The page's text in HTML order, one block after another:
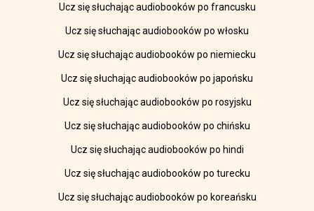
Ucz się słuchając audiobooków po francusku
Ucz się słuchając audiobooków po włosku
Ucz się słuchając audiobooków po niemiecku
Ucz się słuchając audiobooków po japońsku
Ucz się słuchając audiobooków po rosyjsku
Ucz się słuchając audiobooków po chińsku
Ucz się słuchając audiobooków po hindi
Ucz się słuchając audiobooków po turecku
Ucz się słuchając audiobooków po koreańsku